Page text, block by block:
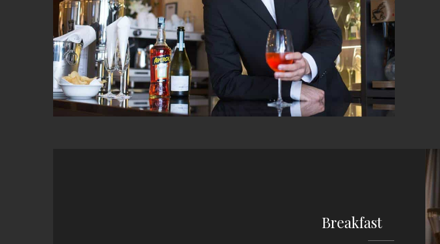
Breakfast